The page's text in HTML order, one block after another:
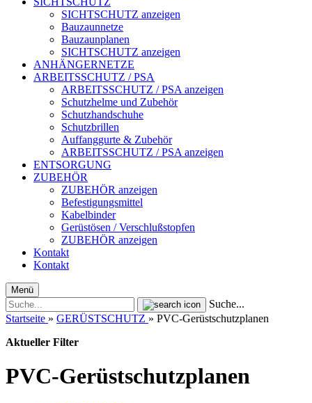
SICHTSCHUTZ anzeigen
Bauzaunnetze
Bauzaunplanen
SICHTSCHUTZ anzeigen
ANHÄNGERNETZE
ARBEITSSCHUTZ / PSA
ARBEITSSCHUTZ / PSA anzeigen
Schutzhelme und Zubehör
Schutzhandschuhe
Schutzbrillen
Auffanggurte & Zubehör
ARBEITSSCHUTZ / PSA anzeigen
ENTSORGUNG
ZUBEHÖR
ZUBEHÖR anzeigen
Befestigungsmittel
Kabelbinder
Gerüstösen / Verschlußstopfen
ZUBEHÖR anzeigen
Kontakt
Kontakt
Menü
Suche...
Startseite » GERÜSTSCHUTZ » PVC-Gerüstschutzplanen
Aktueller Filter
PVC-Gerüstschutzplanen